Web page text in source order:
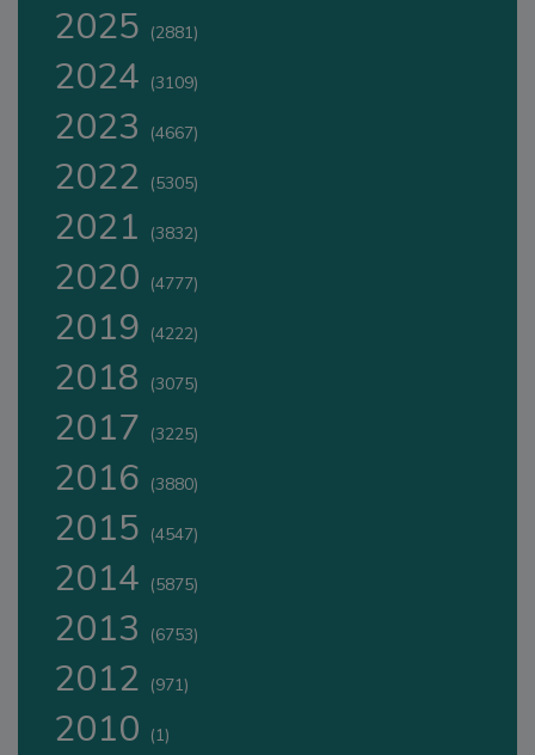
2025 (2881)
2024 (3109)
2023 (4667)
2022 (5305)
2021 (3832)
2020 (4777)
2019 (4222)
2018 (3075)
2017 (3225)
2016 (3880)
2015 (4547)
2014 (5875)
2013 (6753)
2012 (971)
2010 (1)